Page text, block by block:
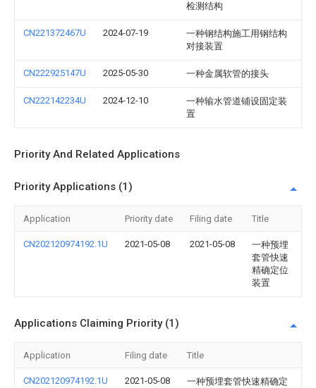
检测结构
CN221372467U 2024-07-19
一种钢结构施工用钢结构
对接装置
CN222925147U 2025-05-30 一种金属软管的接头
CN222142234U 2024-12-10
一种输水管道铺设固定装
置
Priority And Related Applications
Priority Applications (1)
Application Priority date Filing date Title
CN202120974192.1U 2021-05-08 2021-05-08
一种预埋
套管快速
精确定位
装置
Applications Claiming Priority (1)
Application Filing date Title
CN202120974192.1U 2021-05-08
一种预埋套管快速精确定